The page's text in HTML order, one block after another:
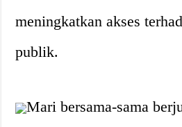
meningkatkan akses
publik.
Mari bersama-sama